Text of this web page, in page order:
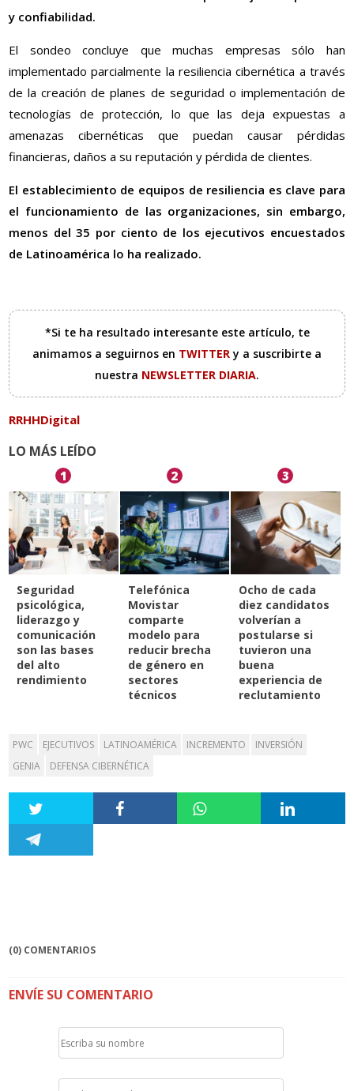
y confiabilidad.
El sondeo concluye que muchas empresas sólo han
implementado parcialmente la resiliencia cibernética a través
de la creación de planes de seguridad o implementación de
tecnologías de protección, lo que las deja expuestas a
amenazas cibernéticas que puedan causar pérdidas
financieras, daños a su reputación y pérdida de clientes.
El establecimiento de equipos de resiliencia es clave para
el funcionamiento de las organizaciones, sin embargo,
menos del 35 por ciento de los ejecutivos encuestados
de Latinoamérica lo ha realizado.
*Si te ha resultado interesante este artículo, te
animamos a seguirnos en TWITTERy a suscribirte a
nuestra NEWSLETTER DIARIA.
RRHHDigital
LO MÁS LEÍDO
1
Seguridad
psicológica,
liderazgo y
comunicación
son las bases
del alto
rendimiento
2
Telefónica
Movistar
comparte
modelo para
reducir brecha
de género en
sectores
técnicos
3
Ocho de cada
diez candidatos
volverían a
postularse si
tuvieron una
buena
experiencia de
reclutamiento
PWC EJECUTIVOS LATINOAMÉRICA INCREMENTO
INVERSIÓN
GENIA
DEFENSA CIBERNÉTICA
(0) COMENTARIOS
ENVÍE SU COMENTARIO